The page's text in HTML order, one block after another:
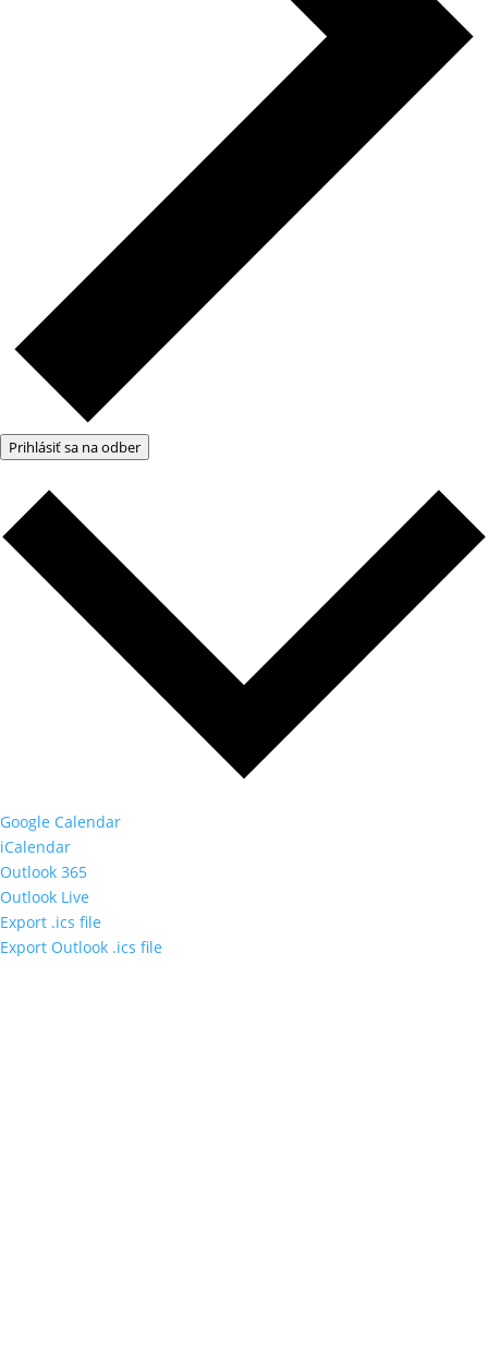
Prihlásiť sa na odber
Google Calendar
iCalendar
Outlook 365
Outlook Live
Export .ics file
Export Outlook .ics file